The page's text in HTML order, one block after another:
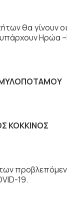
θα γίνουν οι
Ηρώα
ΚΟΚΚΙΝΟΣ
19.